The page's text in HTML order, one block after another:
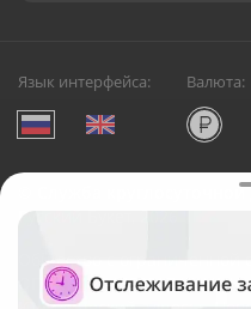
Язык интерфейса: Валюта:
Служба
Русский Букет, 2026
Общество с ограниченной
ОГРН: 1195476081745, ИНН: